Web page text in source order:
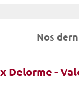
Nos
Delorme -